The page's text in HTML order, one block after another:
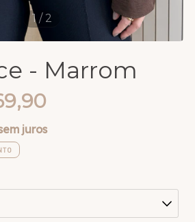
1/ 2
- Marrom
juros